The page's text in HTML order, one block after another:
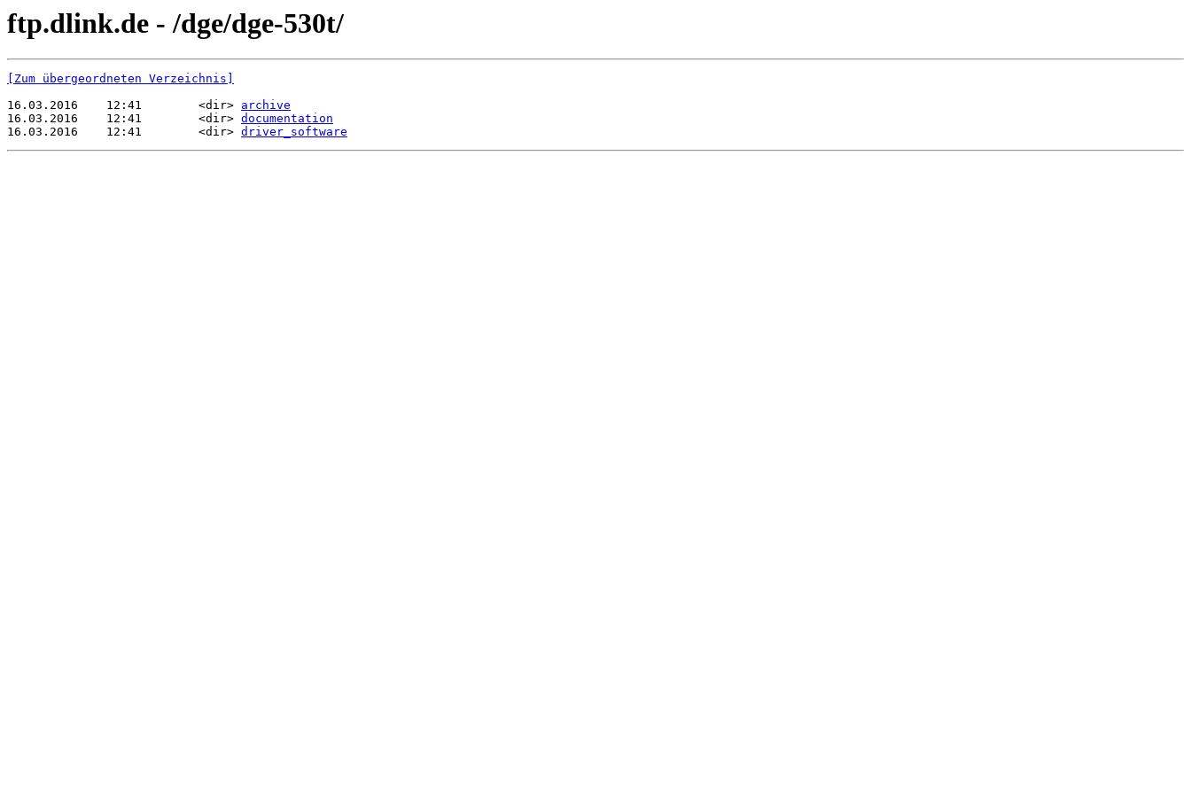
ftp.dlink.de - /dge/dge-530t/
[Zum übergeordneten Verzeichnis]
16.03.2016    12:41        <dir> archive
16.03.2016    12:41        <dir> documentation
16.03.2016    12:41        <dir> driver_software